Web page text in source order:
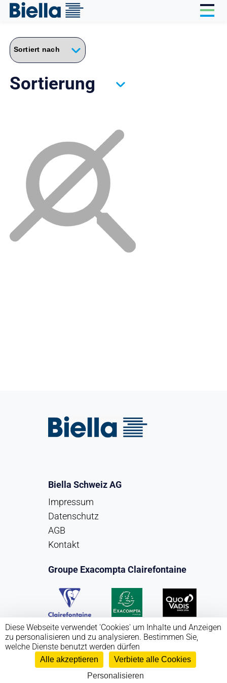
Sortierung
Biella Schweiz AG
Impressum
Datenschutz
AGB
Kontakt
Groupe Exacompta Clairefontaine
Copyright Biella Schweiz AG 2026
Cookie-Einstellungen
Diese Webseite verwendet 'Cookies' um Inhalte und Anzeigen
zu personalisieren und zu analysieren. Bestimmen Sie,
welche Dienste benutzt werden dürfen
Alle akzeptieren
Verbiete alle Cookies
Personalisieren